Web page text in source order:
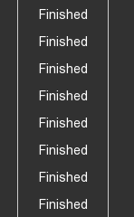
Finished
Finished
Finished
Finished
Finished
Finished
Finished
Finished